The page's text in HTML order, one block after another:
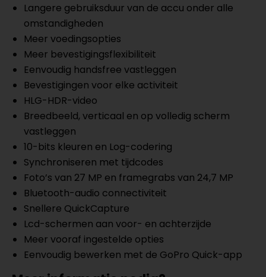
Langere gebruiksduur van de accu onder alle
omstandigheden
Meer voedingsopties
Meer bevestigingsflexibiliteit
Eenvoudig handsfree vastleggen
Bevestigingen voor elke activiteit
HLG-HDR-video
Breedbeeld, verticaal en op volledig scherm
vastleggen
10-bits kleuren en Log-codering
Synchroniseren met tijdcodes
Foto’s van 27 MP en framegrabs van 24,7 MP
Bluetooth-audio connectiviteit
Snellere QuickCapture
Lcd-schermen aan voor- en achterzijde
Meer vooraf ingestelde opties
Eenvoudig bewerken met de GoPro Quick-app